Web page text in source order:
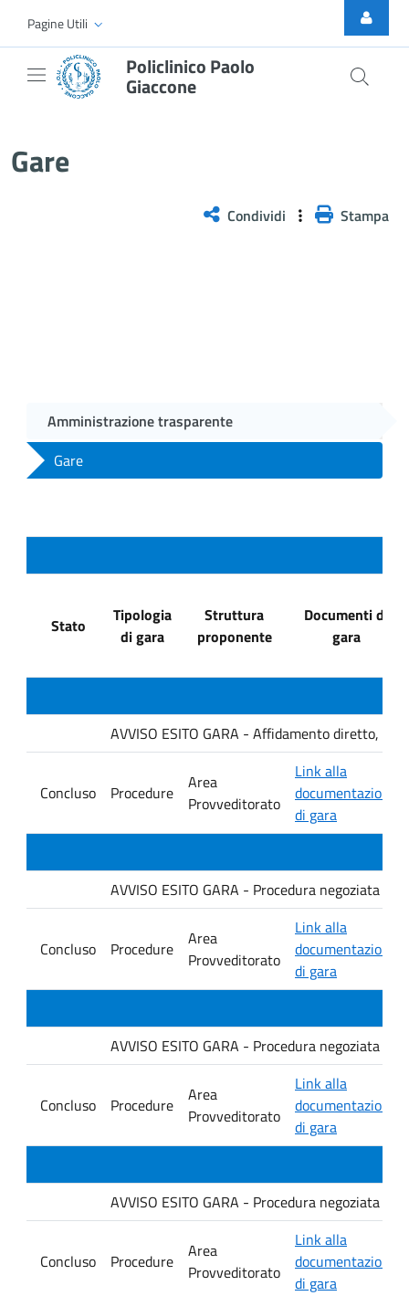
Skip to Main Content
Pagine Utili
Policlinico Paolo
Giaccone
Gare
Condividi Stampa
Amministrazione trasparente
Gare
Stato
Tipologia
di gara
Struttura
proponente
Documenti di
gara
AVVISO ESITO GARA - Affidamento diretto, ai
Concluso Procedure
Area
Provveditorato
Link alla
documentazione
di gara
AVVISO ESITO GARA - Procedura negoziata
Concluso Procedure
Area
Provveditorato
Link alla
documentazione
di gara
AVVISO ESITO GARA - Procedura negoziata
Concluso Procedure
Area
Provveditorato
Link alla
documentazione
di gara
AVVISO ESITO GARA - Procedura negoziata
Concluso Procedure
Area
Provveditorato
Link alla
documentazione
di gara